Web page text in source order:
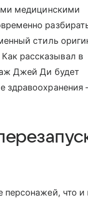
медицинскими
стиль
рассказывал в
Джей Ди будет
персонажей, что и